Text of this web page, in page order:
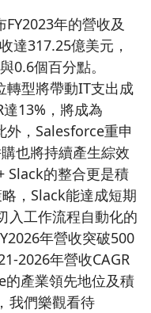
年的營收及
達317.25億美元，
0.6個百分點。
轉型將帶動IT支出成
13%，將成為
，Salesforce重申
也將持續產生綜效
Slack的整合更是積
，Slack能達成短期
入工作流程自動化的
年營收突破500
2026年營收CAGR
產業領先地位及積
我們樂觀看待